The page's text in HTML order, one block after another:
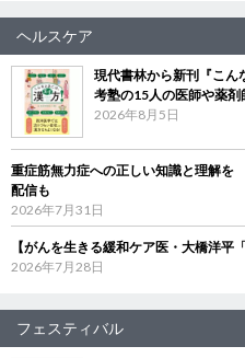
ヘルスケア
現代書林から新刊『こ
考塾の15人の医師や薬剤
2026年8月5日
重症筋無力症への正しい知識と理解
配信も
2026年7月31日
【がんを生きる緩和ケア医・大橋洋平
2026年7月28日
フェスティバル